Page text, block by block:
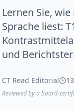
Lernen Sie,
Sprache liest:
und
CT Read Editorial
Reviewed by a board-